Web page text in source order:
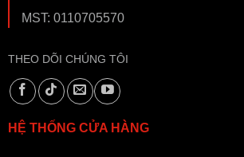
MST: 0110705570
THEO DÕI CHÚNG TÔI
HỆ THỐNG CỬA HÀNG